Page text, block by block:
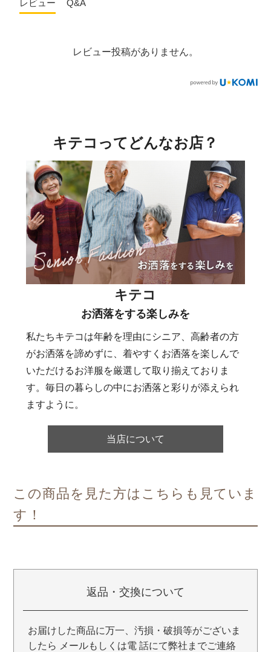
レビュー Q&A
レビュー投稿がありません。
キテコってどんなお店？
キテコ
お洒落をする楽しみを
私たちキテコは年齢を理由にシニア、高齢者の方
がお洒落を諦めずに、着やすくお洒落を楽しんで
いただけるお洋服を厳選して取り揃えておりま
す。毎日の暮らしの中にお洒落と彩りが添えられ
ますように。
当店について
この商品を見た方はこちらも見ていま
す！
返品・交換について
お届けした商品に万一、汚損・破損等がございま
したら メールもしくは電 話にて弊社までご連絡